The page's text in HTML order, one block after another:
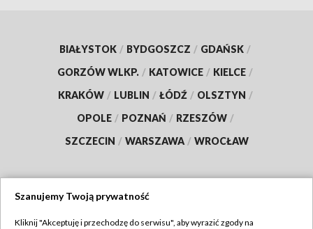
BIAŁYSTOK / BYDGOSZCZ / GDAŃSK /
GORZÓW WLKP. / KATOWICE / KIELCE /
KRAKÓW / LUBLIN / ŁÓDŹ / OLSZTYN /
OPOLE / POZNAŃ / RZESZÓW /
SZCZECIN / WARSZAWA / WROCŁAW
Szanujemy Twoją prywatność
Kliknij "Akceptuję i przechodzę do serwisu", aby wyrazić zgody na